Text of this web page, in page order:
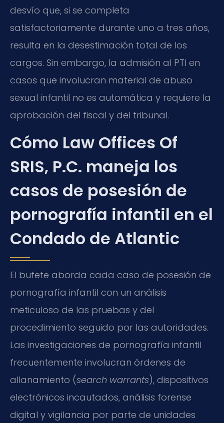
desvío que, si se completa
satisfactoriamente durante uno a tres años,
resulta en la desestimación total de los
cargos. Sin embargo, la admisión al PTI en
casos que involucran material de abuso
sexual infantil no es automática y requiere la
aprobación del fiscal y del tribunal.
Cómo Law Offices Of
SRIS, P.C. maneja los
casos de posesión de
pornografía infantil en el
Condado de Atlantic
El bufete aborda cada caso de posesión de
pornografía infantil con un análisis
meticuloso de las pruebas y del
procedimiento seguido por las autoridades.
Las investigaciones de pornografía infantil
frecuentemente involucran órdenes de
allanamiento (search warrants), dispositivos
electrónicos incautados, análisis forense
digital y vigilancia por parte de unidades